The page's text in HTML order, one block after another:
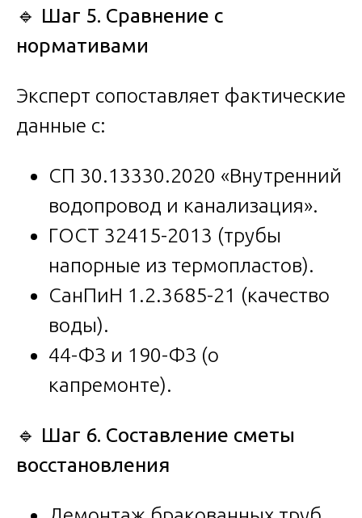
🔹 Шаг 5. Сравнение с
нормативами
Эксперт сопоставляет фактические
данные с:
СП 30.13330.2020 «Внутренний
водопровод и канализация».
ГОСТ 32415-2013 (трубы
напорные из термопластов).
СанПиН 1.2.3685-21 (качество
воды).
44-ФЗ и 190-ФЗ (о
капремонте).
🔹 Шаг 6. Составление сметы
восстановления